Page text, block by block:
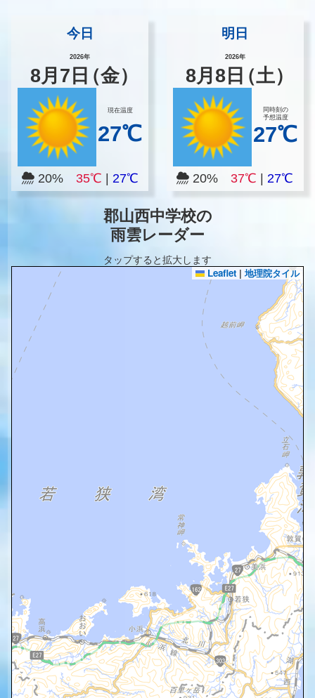
今日
2026年
8月 7 日（金）
現在温度
27℃
20% 35℃ 27℃
明日
2026年
8月8 日（土）
同時刻の
予想温度
27℃
20%37℃ |27℃
郡山西中学校の
雨雲レーダー
タップすると拡大します
Leaflet | 地理院タイル